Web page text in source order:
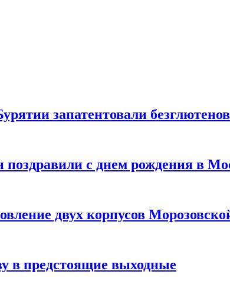
запатентовали
с днем рождения в
двух корпусов
в предстоящие выходные